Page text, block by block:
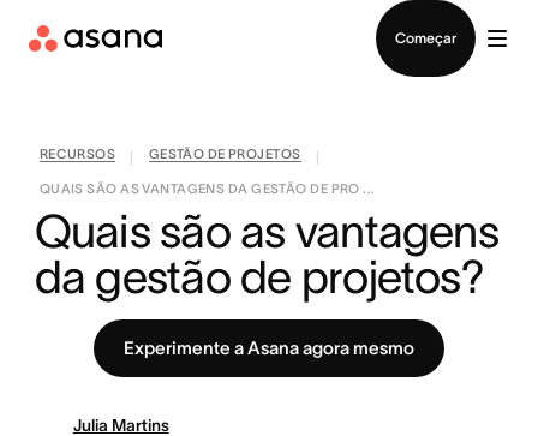
Começar
RECURSOS GESTÃO DE PROJETOS
QUAIS SÃO AS VANTAGENS DA GESTÃO DE PRO ...
Quais são as vantagens
da gestão de projetos?
Experimente a Asana agora mesmo
Julia Martins